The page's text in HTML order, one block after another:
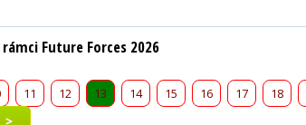
Future Forces 2026
11 12 13 14 15 16 17 18
>